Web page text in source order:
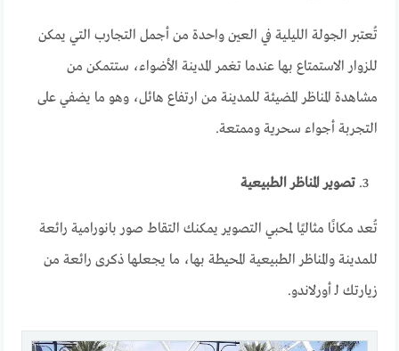
تُعتبر الجولة الليلية في العين واحدة من أجمل التجارب التي يمكن
للزوار الاستمتاع بها عندما تغمر المدينة الأضواء، ستتمكن من
مشاهدة المناظر المضيئة للمدينة من ارتفاع هائل، وهو ما يضفي على
التجربة أجواء سحرية وممتعة.
تصوير المناظر الطبيعية
تُعد مكانًا مثاليًا لمحبي التصوير يمكنك التقاط صور بانورامية رائعة
للمدينة والمناظر الطبيعية المحيطة بها، ما يجعلها ذكرى رائعة من
زيارتك لـ أورلاندو.